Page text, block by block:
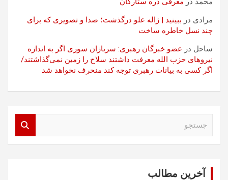
مرادی در ببینید | ژاله علو درگذشت؛ صدا و تصویری که برای
چند نسل خاطره ساخت
ساحل در عضو خبرگان رهبری: سربازان سوری اگر به اندازه
نیروهای حزب الله معرفت داشتند سلاح را زمین نمی‌گذاشتند/
اگر کسی به بیانات رهبری توجه کند منحرف نخواهد شد
آخرین مطالب